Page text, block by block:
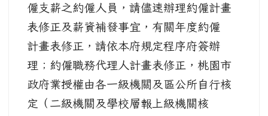
僱支薪之約僱人員，請儘速辦理約僱計畫
表修正及薪資補發事宜，有關年度約僱
計畫表修正，請依本府規定程序府簽辦
理；約僱職務代理人計畫表修正，桃園市
政府業授權由各一級機關及區公所自行核
定（二級機關及學校層報上級機關核